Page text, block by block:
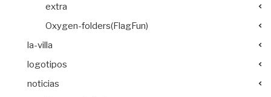
extra
Oxygen-folders(FlagFun)
la-villa
logotipos
noticias